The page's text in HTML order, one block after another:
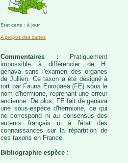
Etat carte : à jour
A propos des cartes
Commentaires :
Pratiquement
impossible à différencier de H.
genava sans l'examen des organes
de Jullien. Ce taxon a été désigné à
tort par Fauna Europaea (FE) sous le
nom d'hermione, reprenant une erreur
ancienne. De plus, FE fait de genava
une sous-espèce d'hermione, ce qui
ne correspond ni au consensus des
auteurs français ni à l'état des
connaissances sur la répartition de
ces taxons en France.
Bibliographie espèce :